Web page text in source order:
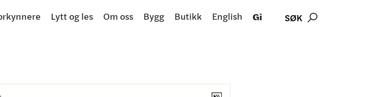
Lytt og les Om oss Bygg Butikk English Gi SØK 